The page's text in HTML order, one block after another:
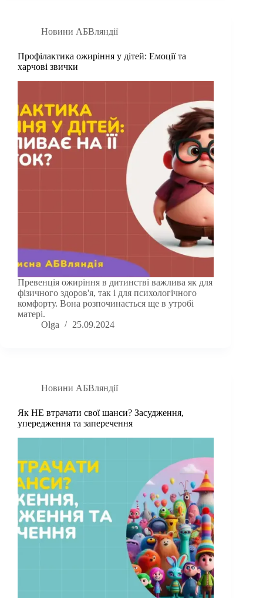
Новини АБВляндії
Профілактика ожиріння у дітей: Емоції та
харчові звички
Превенція ожиріння в дитинстві важлива як для
фізичного здоров'я, так і для психологічного
комфорту. Вона розпочинається ще в утробі
матері.
Olga
25.09.2024
Новини АБВляндії
Як НЕ втрачати свої шанси? Засудження,
упередження та заперечення